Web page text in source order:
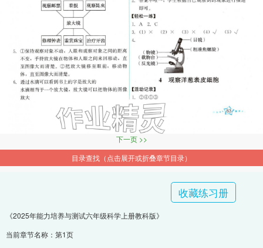
下一页 >>
目录查找（点击展开或折叠章节目录）
收藏练习册
《2025年能力培养与测试六年级科学上册教科版》
当前章节名称：第1页